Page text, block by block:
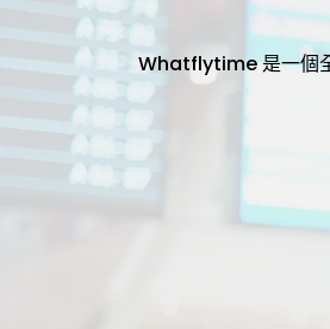
Whatflytime 是一個